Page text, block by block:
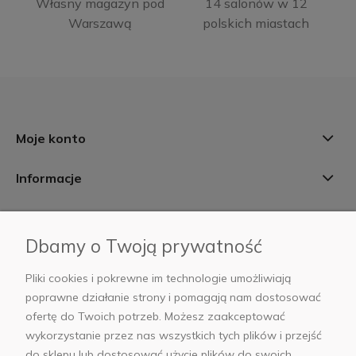
Własny magazyn pod
Warszawą
14 salonów w 12
polskich miastach
Moje konto
Informacje
AB Foto
sklep@abfoto.pl
Dbamy o Twoją prywatność
Pliki cookies i pokrewne im technologie umożliwiają
poprawne działanie strony i pomagają nam dostosować
ofertę do Twoich potrzeb. Możesz zaakceptować
wykorzystanie przez nas wszystkich tych plików i przejść